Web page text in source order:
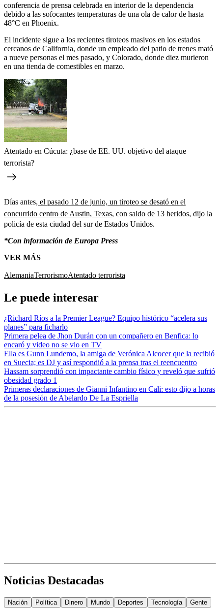
conferencia de prensa celebrada en interior de la dependencia
debido a las sofocantes temperaturas de una ola de calor de hasta
48°C en Phoenix.
El incidente sigue a los recientes tiroteos masivos en los estados
cercanos de California, donde un empleado del patio de trenes mató
a nueve personas el mes pasado, y Colorado, donde diez murieron
en una tienda de comestibles en marzo.
Atentado en Cúcuta: ¿base de EE. UU. objetivo del ataque
terrorista?
Días antes, el pasado 12 de junio, un tiroteo se desató en el
concurrido centro de Austin, Texas, con saldo de 13 heridos, dijo la
policía de esta ciudad del sur de Estados Unidos.
*Con información de Europa Press
VER MÁS
AlemaniaTerrorismoAtentado terrorista
Le puede interesar
¿Richard Ríos a la Premier League? Equipo histórico “acelera sus
planes” para ficharlo
Primera pelea de Jhon Durán con un compañero en Benfica: lo
encaró y video no se vio en TV
Ella es Gunn Lundemo, la amiga de Verónica Alcocer que la recibió
en Suecia; es DJ y así respondió a la prensa tras el reencuentro
Hassam sorprendió con impactante cambio físico y reveló que sufrió
obesidad grado 1
Primeras declaraciones de Gianni Infantino en Cali: esto dijo a horas
de la posesión de Abelardo De La Espriella
Noticias Destacadas
Nación Política Dinero Mundo Deportes Tecnología Gente